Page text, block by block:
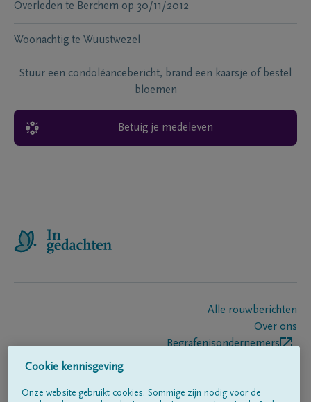
Overleden te Berchem op 30/11/2012
Woonachtig te Wuustwezel
Stuur een condoléancebericht, brand een kaarsje of bestel
bloemen
Betuig je medeleven
Alle rouwberichten
Over ons
Begrafenisondernemers
Cookie kennisgeving
Onze website gebruikt cookies. Sommige zijn nodig voor de